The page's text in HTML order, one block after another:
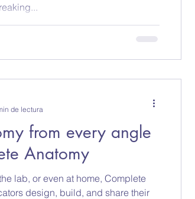
from every angle
Anatomy
lab, or even at home, Complete
design, build, and share their
de lectura